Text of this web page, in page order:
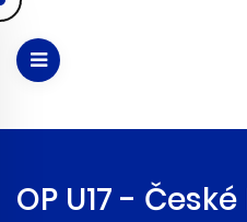
OP U17 -